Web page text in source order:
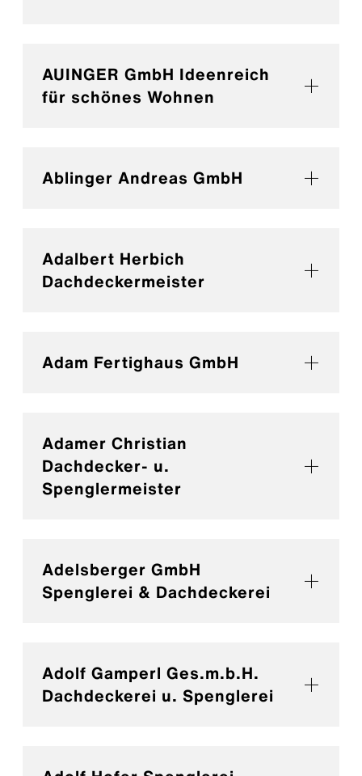
AUINGER GmbH Ideenreich
für schönes Wohnen
Ablinger Andreas GmbH
Adalbert Herbich
Dachdeckermeister
Adam Fertighaus GmbH
Adamer Christian
Dachdecker- u.
Spenglermeister
Adelsberger GmbH
Spenglerei & Dachdeckerei
Adolf Gamperl Ges.m.b.H.
Dachdeckerei u. Spenglerei